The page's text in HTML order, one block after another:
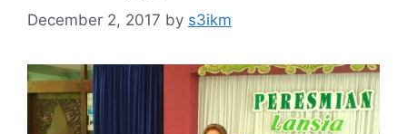
December 2, 2017 by s3ikm